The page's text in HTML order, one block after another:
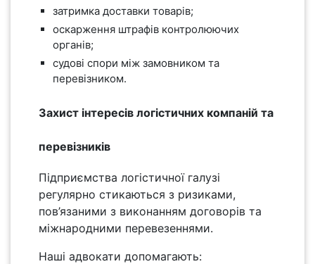
затримка доставки товарів;
оскарження штрафів контролюючих
органів;
судові спори між замовником та
перевізником.
Захист інтересів логістичних компаній та
перевізників
Підприємства логістичної галузі
регулярно стикаються з ризиками,
пов’язаними з виконанням договорів та
міжнародними перевезеннями.
Наші адвокати допомагають: